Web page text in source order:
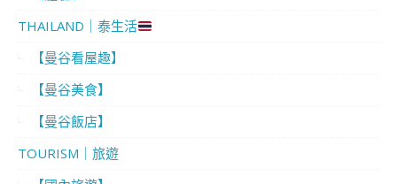
THAILAND｜泰生活
【曼谷看屋趣】
【曼谷美食】
【曼谷飯店】
TOURISM｜旅遊